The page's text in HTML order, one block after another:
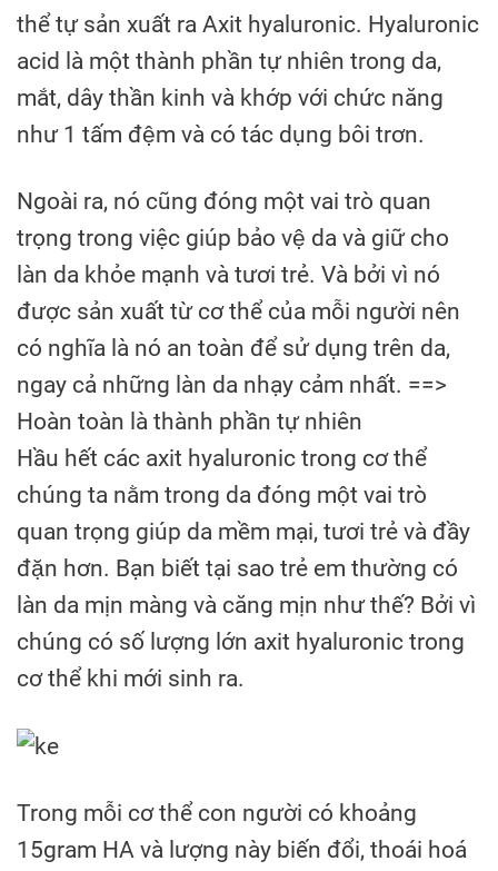
thể tự sản xuất ra Axit hyaluronic. Hyaluronic
acid là một thành phần tự nhiên trong da,
mắt, dây thần kinh và khớp với chức năng
như 1 tấm đệm và có tác dụng bôi trơn.
Ngoài ra, nó cũng đóng một vai trò quan
trọng trong việc giúp bảo vệ da và giữ cho
làn da khỏe mạnh và tươi trẻ. Và bởi vì nó
được sản xuất từ cơ thể của mỗi người nên
có nghĩa là nó an toàn để sử dụng trên da,
ngay cả những làn da nhạy cảm nhất. ==>
Hoàn toàn là thành phần tự nhiên
Hầu hết các axit hyaluronic trong cơ thể
chúng ta nằm trong da đóng một vai trò
quan trọng giúp da mềm mại, tươi trẻ và đầy
đặn hơn. Bạn biết tại sao trẻ em thường có
làn da mịn màng và căng mịn như thế? Bởi vì
chúng có số lượng lớn axit hyaluronic trong
cơ thể khi mới sinh ra.
Trong mỗi cơ thể con người có khoảng
15gram HA và lượng này biến đổi, thoái hoá